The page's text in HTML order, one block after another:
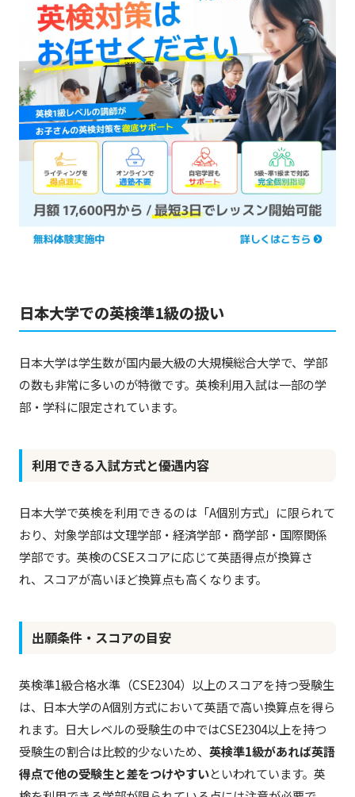
日本大学での英検準1級の扱い
日本大学は学生数が国内最大級の大規模総合大学で、学部
の数も非常に多いのが特徴です。英検利用入試は一部の学
部・学科に限定されています。
利用できる入試方式と優遇内容
日本大学で英検を利用できるのは「A個別方式」に限られて
おり、対象学部は文理学部・経済学部・商学部・国際関係
学部です。英検のCSEスコアに応じて英語得点が換算さ
れ、スコアが高いほど換算点も高くなります。
出願条件・スコアの目安
英検準1級合格水準（CSE2304）以上のスコアを持つ受験生
は、日本大学のA個別方式において英語で高い換算点を得ら
れます。日大レベルの受験生の中ではCSE2304以上を持つ
受験生の割合は比較的少ないため、 英検準1級があれば英語
得点で他の受験生と差をつけやすいといわれています。英